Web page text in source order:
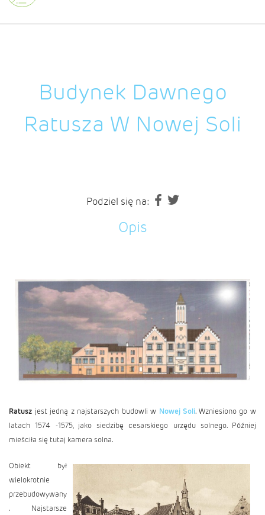
Budynek Dawnego
Ratusza W Nowej Soli
Podziel się na:
Opis
Ratusz jest jedną z najstarszych budowli w Nowej Soli. Wzniesiono go w
latach 1574 -1575, jako siedzibę cesarskiego urzędu solnego. Później
mieściła się tutaj kamera solna.
Obiekt był
wielokrotnie
przebudowywany
. Najstarsze